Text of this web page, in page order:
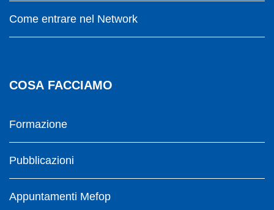
Come entrare nel Network
COSA FACCIAMO
Formazione
Pubblicazioni
Appuntamenti Mefop